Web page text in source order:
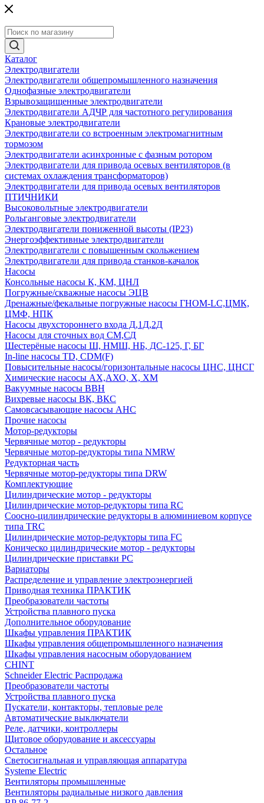
Каталог
Электродвигатели
Электродвигатели общепромышленного назначения
Однофазные электродвигатели
Взрывозащищенные электродвигатели
Электродвигатели АДЧР для частотного регулирования
Крановые электродвигатели
Электродвигатели со встроенным электромагнитным
тормозом
Электродвигатели асинхронные с фазным ротором
Электродвигатели для привода осевых вентиляторов (в
системах охлаждения трансформаторов)
Электродвигатели для привода осевых вентиляторов
ПТИЧНИКИ
Высоковольтные электродвигатели
Рольганговые электродвигатели
Электродвигатели пониженной высоты (IP23)
Энергоэффективные электродвигатели
Электродвигатели с повышенным скольжением
Электродвигатели для привода станков-качалок
Насосы
Консольные насосы К, КМ, ЦНЛ
Погружные/скважные насосы ЭЦВ
Дренажные/фекальные погружные насосы ГНОМ-LC,ЦМК,
ЦМФ, НПК
Насосы двухстороннего входа Д,1Д,2Д
Насосы для сточных вод СМ,СД
Шестерёные насосы Ш, НМШ, НБ, ДС-125, Г, БГ
In-line насосы TD, CDM(F)
Повысительные насосы/горизонтальные насосы ЦНС, ЦНСГ
Химические насосы АХ,АХО, Х, ХМ
Вакуумные насосы ВВН
Вихревые насосы ВК, ВКС
Самовсасывающие насосы АНС
Прочие насосы
Мотор-редукторы
Червячные мотор - редукторы
Червячные мотор-редукторы типа NMRW
Редукторная часть
Червячные мотор-редукторы типа DRW
Комплектующие
Цилиндрические мотор - редукторы
Цилиндрические мотор-редукторы типа RC
Соосно-цилиндрические редукторы в алюминиевом корпусе
типа TRC
Цилиндрические мотор-редукторы типа FC
Коническо цилиндрические мотор - редукторы
Цилиндрические приставки PC
Вариаторы
Распределение и управление электроэнергией
Приводная техника ПРАКТИК
Преобразователи частоты
Устройства плавного пуска
Дополнительное оборудование
Шкафы управления ПРАКТИК
Шкафы управления общепромышленного назначения
Шкафы управления насосным оборудованием
CHINT
Schneider Electric Распродажа
Преобразователи частоты
Устройства плавного пуска
Пускатели, контакторы, тепловые реле
Автоматические выключатели
Реле, датчики, контроллеры
Щитовое оборудование и аксессуары
Остальное
Светосигнальная и управляющая аппаратура
Systeme Electric
Вентиляторы промышленные
Вентиляторы радиальные низкого давления